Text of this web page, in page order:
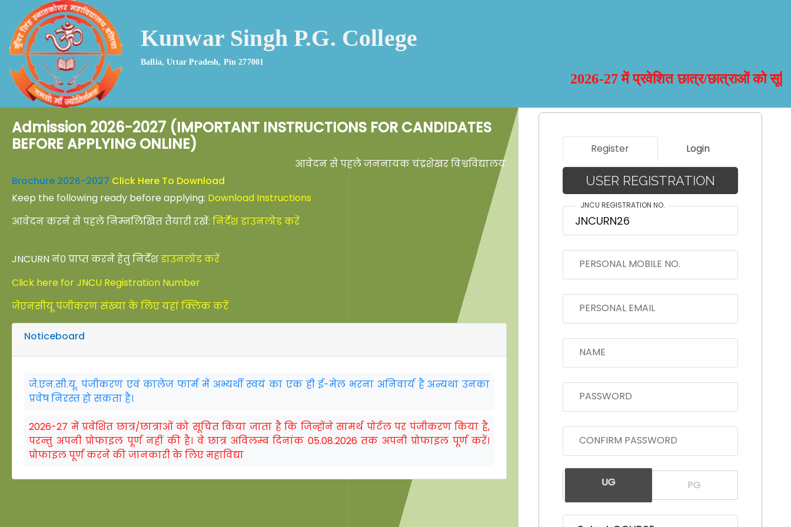
Kunwar Singh P.G. College
Ballia, Uttar Pradesh, Pin 277001
2026-27 में प्रवेशित छात्र/छात्राओं को
Admission 2026-2027 (IMPORTANT INSTRUCTIONS FOR CANDIDATES
BEFORE APPLYING ONLINE)
आवेदन से पहले जननायक चंद्रशेखर विश्वविद्यालय का JNCURN नंबर लेना अनिवार्य है
Brochure 2026-2027 Click Here To Download
Keep the following ready before applying: Download Instructions
आवेदन करने से पहले निम्नलिखित तैयारी रखें: निर्देश डाउनलोड करें
JNCURN नं० प्राप्त करने हेतु निर्देशडाउनलोड करें
Click here for JNCU Registration Number
जेएनसीयू पंजीकरण संख्या के लिए यहां क्लिक करें
Noticeboard
जे.एन.सी.यू. पंजीकरण एवं कालेज फार्म में अभ्यर्थी स्वयं का एक ही ई-मेल भरना अनिवार्य है अन्यथा उनका
प्रवेष निरस्त हो सकता है।
2026-27 में प्रवेशित छात्र/छात्राओं को सूचित किया जाता है कि जिन्होंने सामर्थ पोर्टल पर पंजीकरण किया है,
परन्तु अपनी प्रोफाइल पूर्ण नहीं की है। वे छात्र अविलम्ब दिनांक 05.08.2026 तक अपनी प्रोफाइल पूर्ण करें।
प्रोफाइल पूर्ण करने की जानकारी के लिए महाविद्या
Register Login
USER REGISTRATION
JNCU REGISTRATION NO.
PERSONAL MOBILE NO.
PERSONAL EMAIL
NAME
PASSWORD
CONFIRM PASSWORD
UG PG